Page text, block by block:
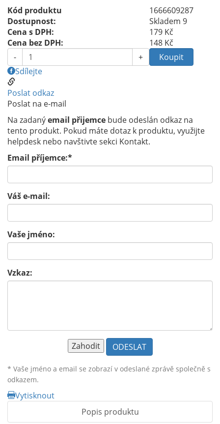
Kód produktu
1666609287
Dostupnost:
Skladem 9
Cena s DPH:
179 Kč
Cena bez DPH:
148 Kč
-
+
Sdílejte
Poslat odkaz
Poslat na e-mail
Na zadanýemail přijemce bude odeslán odkaz na
tento produkt. Pokud máte dotaz k produktu, využijte
helpdesk nebo navštivte sekci Kontakt.
Email příjemce:*
Váš e-mail:
Vaše jméno:
Vzkaz:
* Vaše jméno a email se zobrazí v odeslané zprávě společně s
odkazem.
Vytisknout
Popis produktu